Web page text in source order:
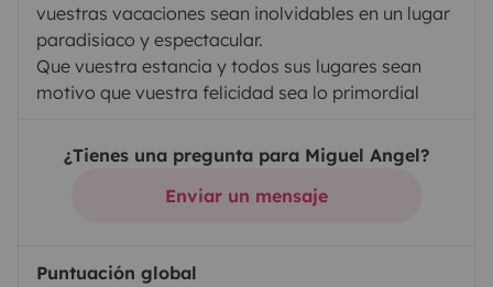
vuestras vacaciones sean inolvidables en un lugar
paradisiaco y espectacular.
Que vuestra estancia y todos sus lugares sean
motivo que vuestra felicidad sea lo primordial
¿Tienes una pregunta para Miguel Angel?
Enviar un mensaje
Puntuación global